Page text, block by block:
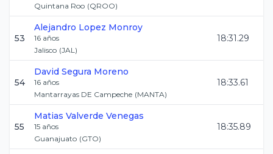
Quintana Roo (QROO)
53
Alejandro Lopez Monroy
16 años
Jalisco (JAL)
18:31.29
54
David Segura Moreno
16 años
Mantarrayas DE Campeche (MANTA)
18:33.61
55
Matias Valverde Venegas
15 años
Guanajuato (GTO)
18:35.89